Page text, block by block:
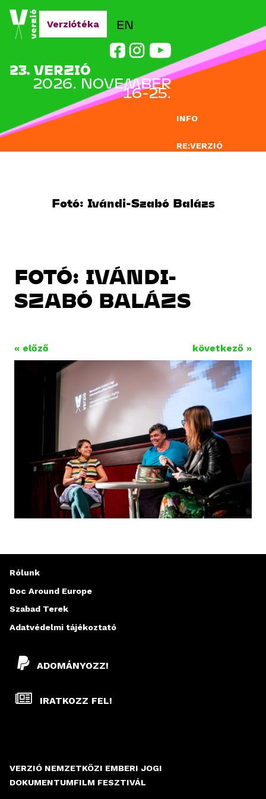
Jump to navigation
INFO
RE:VERZIÓ
EN
23. VERZIÓ
2026. NOVEMBER
16-25.
Verziótéka
Fotó: Ivándi-Szabó Balázs
FOTÓ: IVÁNDI-
SZABÓ BALÁZS
« előző következő »
VERZIÓ NEMZETKÖZI EMBERI JOGI
DOKUMENTUMFILM FESZTIVÁL
ADOMÁNYOZZ!
IRATKOZZ FEL!
Rólunk
Doc Around Europe
Szabad Terek
Adatvédelmi tájékoztató